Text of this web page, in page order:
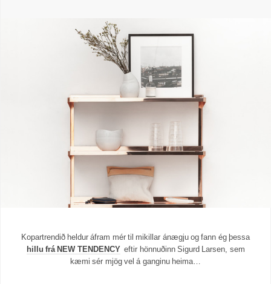
Kopartrendið heldur áfram mér til mikillar ánægju og fann ég þessa
hillu frá NEW TENDENCYeftir hönnuðinn Sigurd Larsen, sem
kæmi sér mjög vel á ganginu heima…